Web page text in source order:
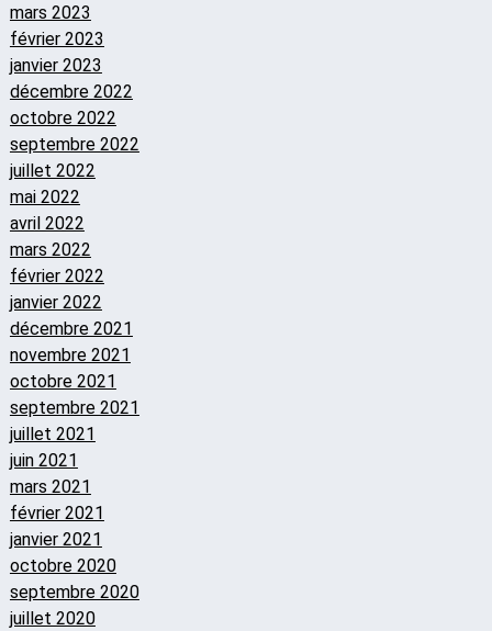
mars 2023
février 2023
janvier 2023
décembre 2022
octobre 2022
septembre 2022
juillet 2022
mai 2022
avril 2022
mars 2022
février 2022
janvier 2022
décembre 2021
novembre 2021
octobre 2021
septembre 2021
juillet 2021
juin 2021
mars 2021
février 2021
janvier 2021
octobre 2020
septembre 2020
juillet 2020